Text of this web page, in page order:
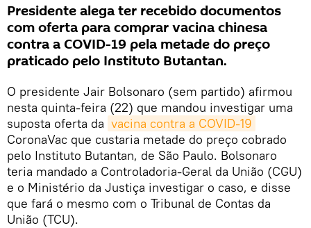
Presidente alega ter recebido documentos
com oferta para comprar vacina chinesa
contra a COVID-19 pela metade do preço
praticado pelo Instituto Butantan.
O presidente Jair Bolsonaro (sem partido) afirmou
nesta quinta-feira (22) que mandou investigar uma
suposta oferta da vacina contra a COVID-19
CoronaVac que custaria metade do preço cobrado
pelo Instituto Butantan, de São Paulo. Bolsonaro
teria mandado a Controladoria-Geral da União (CGU)
e o Ministério da Justiça investigar o caso, e disse
que fará o mesmo com o Tribunal de Contas da
União (TCU).